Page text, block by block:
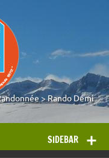
>Rando Demi
SIDEBAR